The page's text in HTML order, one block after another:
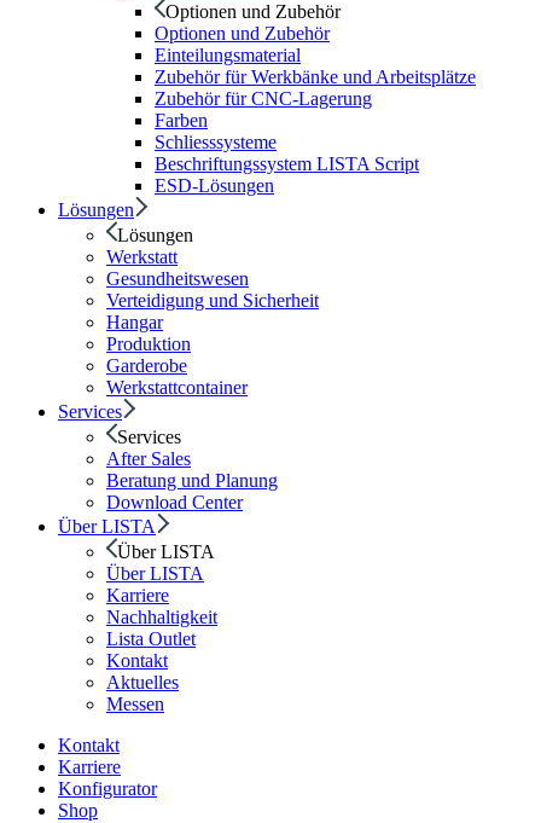
Optionen und Zubehör
Optionen und Zubehör
Einteilungsmaterial
Zubehör für Werkbänke und Arbeitsplätze
Zubehör für CNC-Lagerung
Farben
Schliesssysteme
Beschriftungssystem LISTA Script
ESD-Lösungen
Lösungen
Lösungen
Werkstatt
Gesundheitswesen
Verteidigung und Sicherheit
Hangar
Produktion
Garderobe
Werkstattcontainer
Services
Services
After Sales
Beratung und Planung
Download Center
Über LISTA
Über LISTA
Über LISTA
Karriere
Nachhaltigkeit
Lista Outlet
Kontakt
Aktuelles
Messen
Kontakt
Karriere
Konfigurator
Shop